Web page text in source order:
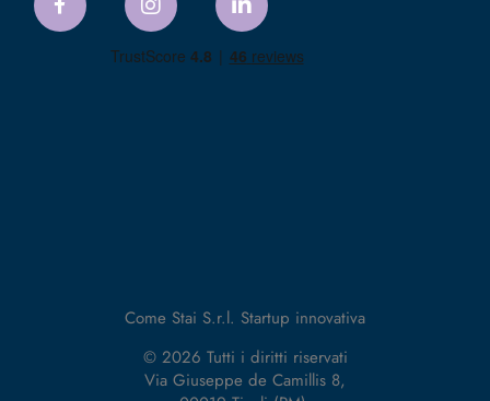
Come Stai S.r.l. Startup innovativa
© 2026 Tutti i diritti riservati
Via Giuseppe de Camillis 8,